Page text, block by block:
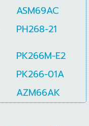
ASM69AC
PH268-21
PK266M-E2
PK266-01A
AZM66AK